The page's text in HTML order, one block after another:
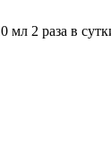
мл 2 раза в